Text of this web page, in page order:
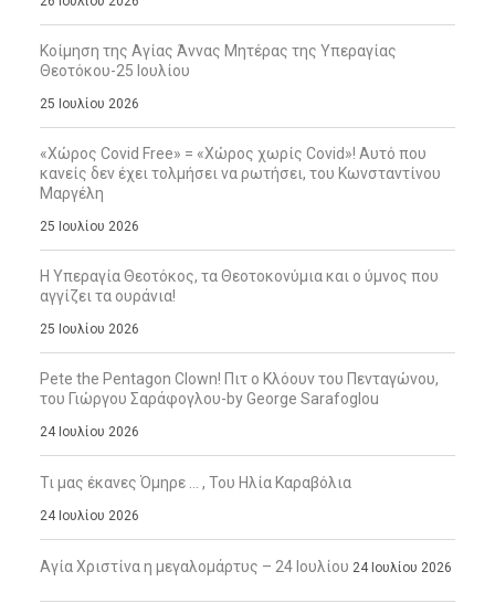
Κοίμηση της Αγίας Άννας Μητέρας της Υπεραγίας
Θεοτόκου-25 Ιουλίου
25 Ιουλίου 2026
«Χώρος Covid Free» = «Χώρος χωρίς Covid»! Αυτό που
κανείς δεν έχει τολμήσει να ρωτήσει, του Κωνσταντίνου
Μαργέλη
25 Ιουλίου 2026
Η Υπεραγία Θεοτόκος, τα Θεοτοκονύμια και ο ύμνος που
αγγίζει τα ουράνια!
25 Ιουλίου 2026
Pete the Pentagon Clown! Πιτ ο Κλόουν του Πενταγώνου,
του Γιώργου Σαράφογλου-by George Sarafoglou
24 Ιουλίου 2026
Τι μας έκανες Όμηρε … , Του Ηλία Καραβόλια
24 Ιουλίου 2026
Αγία Χριστίνα η μεγαλομάρτυς – 24 Ιουλίου 24 Ιουλίου 2026